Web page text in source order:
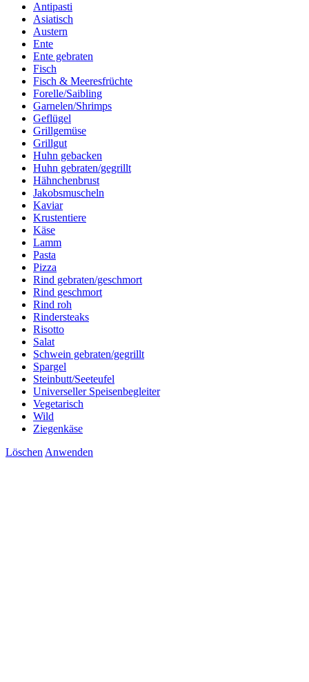
Antipasti
Asiatisch
Austern
Ente
Ente gebraten
Fisch
Fisch & Meeresfrüchte
Forelle/Saibling
Garnelen/Shrimps
Geflügel
Grillgemüse
Grillgut
Huhn gebacken
Huhn gebraten/gegrillt
Hähnchenbrust
Jakobsmuscheln
Kaviar
Krustentiere
Käse
Lamm
Pasta
Pizza
Rind gebraten/geschmort
Rind geschmort
Rind roh
Rindersteaks
Risotto
Salat
Schwein gebraten/gegrillt
Spargel
Steinbutt/Seeteufel
Universeller Speisenbegleiter
Vegetarisch
Wild
Ziegenkäse
Löschen Anwenden